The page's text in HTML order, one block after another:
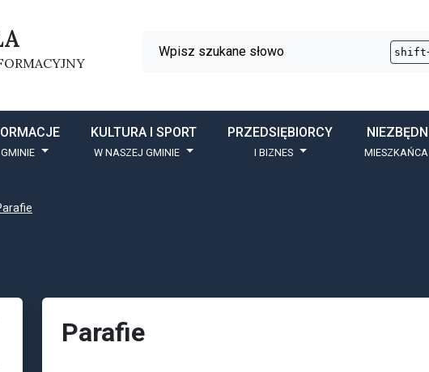
Wyszukiwarka
KULTURA I SPORT
W NASZEJ GMINIE
PRZEDSIĘBIORCY
I BIZNES MIESZKAŃCA
Parafie